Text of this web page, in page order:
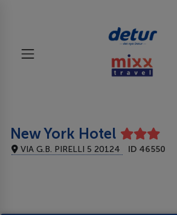
New York Hotel
VIA G.B. PIRELLI 5 20124 ID 46550